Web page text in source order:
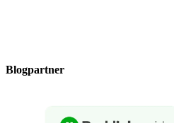
Blogpartner